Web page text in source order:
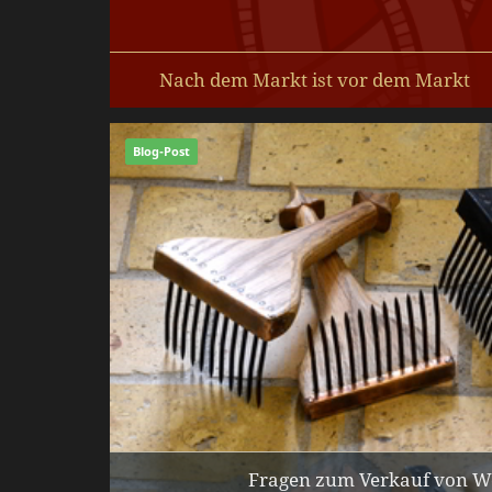
Nach dem Markt ist vor dem Markt
Nach einem schönen, aber verregneten
freuen wir uns auf den Ribe-Markt.
Zwischenzeitlich sind wir fleißig.
Blog-Post
Fragen zum Verkauf von